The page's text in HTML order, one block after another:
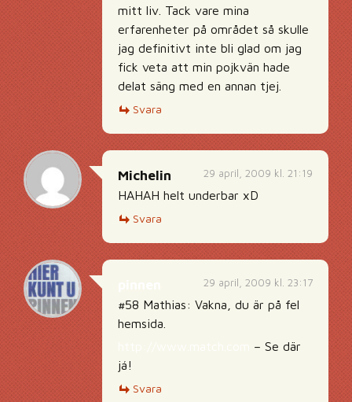
mitt liv. Tack vare mina
erfarenheter på området så skulle
jag definitivt inte bli glad om jag
fick veta att min pojkvän hade
delat säng med en annan tjej.
Svara
29 april, 2009 kl. 21:19
Michelin
HAHAH helt underbar xD
Svara
29 april, 2009 kl. 23:17
#58 Mathias: Vakna, du är på fel
hemsida.
– Se där
já!
Svara